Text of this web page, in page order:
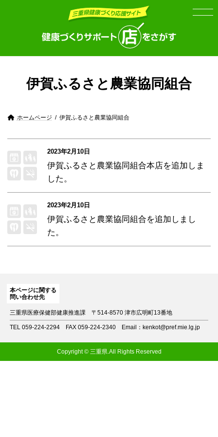
伊賀ふるさと農業協同組合
ホームページ 伊賀ふるさと農業協同組合
2023年2月10日
伊賀ふるさと農業協同組合本店を追加しま
した。
2023年2月10日
伊賀ふるさと農業協同組合を追加しまし
た。
本ページに関する
問い合わせ先
三重県医療保健部健康推進課 〒514-8570 津市広明町13番地
TEL 059-224-2294 FAX 059-224-2340 Email：kenkot@pref.mie.lg.jp
Copyright © 三重県.All Rights Reserved